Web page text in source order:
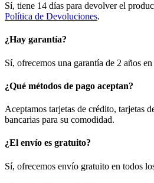
Sí, tiene 14 días para devolver el
Política de Devoluciones.
¿Hay garantía?
Sí, ofrecemos una garantía de 2 años
¿Qué métodos de pago aceptan?
Aceptamos tarjetas de crédito, tarjetas
bancarias para su comodidad.
¿El envío es gratuito?
Sí, ofrecemos envío gratuito en todos